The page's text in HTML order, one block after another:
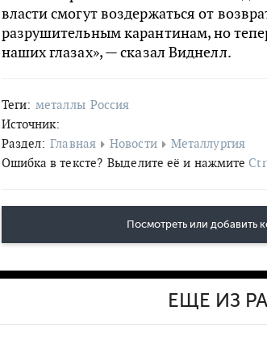
власти смогут воздержаться от
разрушительным карантинам, но
наших глазах», — сказал Виднелл.
Теги: металлы Россия
Источник:
Раздел: Главная Новости
Металлургия
Ошибка в тексте? Выделите её и нажмите
Посмотреть или добавить
ЕЩЕ ИЗ